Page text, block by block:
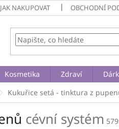
JAK NAKUPOVAT OBCHODNÍ
Kosmetika Zdraví
Kukuřice setá - tinktura z
cévní systém